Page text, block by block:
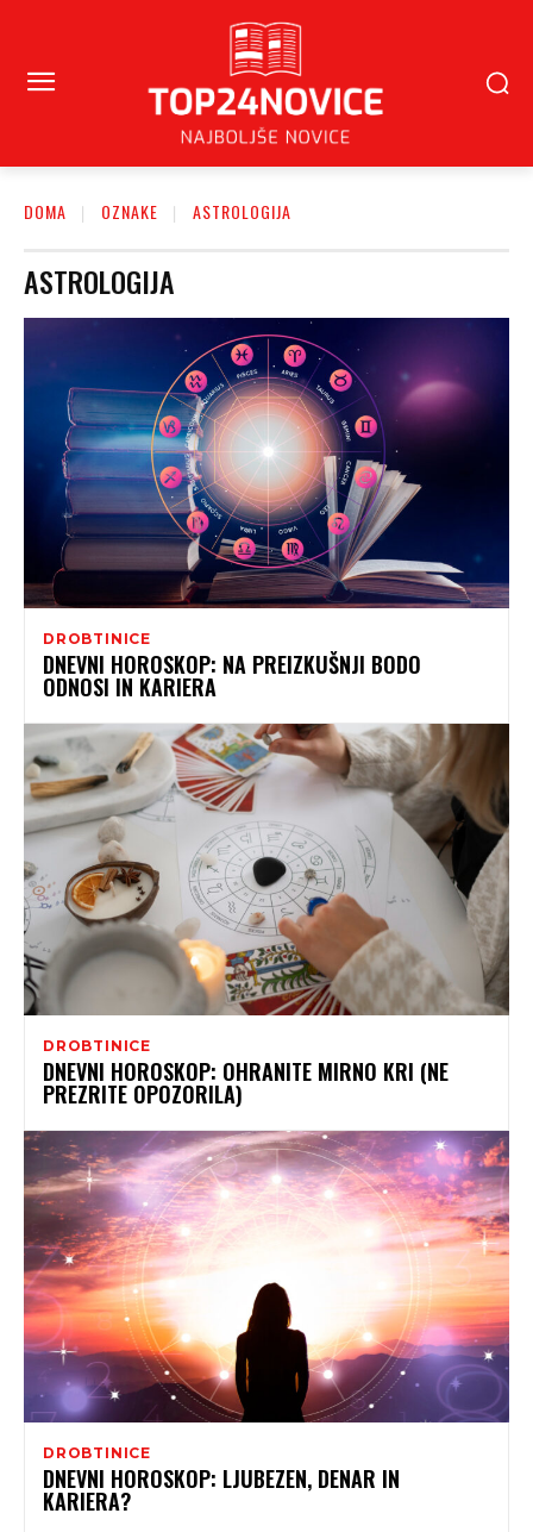
DOMA OZNAKE ASTROLOGIJA
ASTROLOGIJA
DROBTINICE
DNEVNI HOROSKOP: NA PREIZKUŠNJI BODO
ODNOSI IN KARIERA
DROBTINICE
DNEVNI HOROSKOP: OHRANITE MIRNO KRI (NE
PREZRITE OPOZORILA)
DROBTINICE
DNEVNI HOROSKOP: LJUBEZEN, DENAR IN
KARIERA?